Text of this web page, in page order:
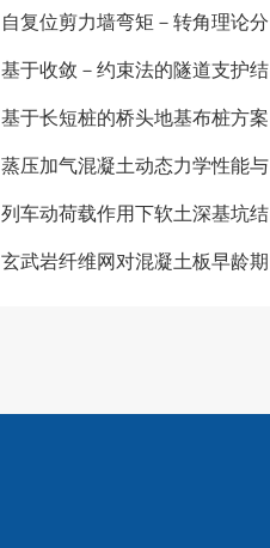
自复位剪力墙弯矩－转角理论分
基于收敛－约束法的隧道支护结
基于长短桩的桥头地基布桩方案
蒸压加气混凝土动态力学性能与
列车动荷载作用下软土深基坑结
玄武岩纤维网对混凝土板早龄期